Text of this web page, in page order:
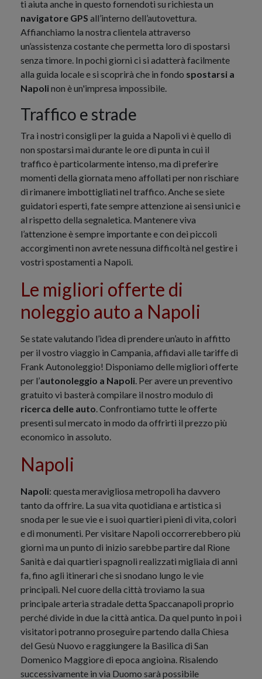
ti aiuta anche in questo fornendoti su richiesta un
navigatore GPS all’interno dell’autovettura.
Affianchiamo la nostra clientela attraverso
un’assistenza costante che permetta loro di spostarsi
senza timore. In pochi giorni ci si adatterà facilmente
alla guida locale e si scoprirà che in fondo spostarsi a
Napolinon è un'impresa impossibile.
Traffico e strade
Tra i nostri consigli per la guida a Napoli vi è quello di
non spostarsi mai durante le ore di punta in cui il
traffico è particolarmente intenso, ma di preferire
momenti della giornata meno affollati per non rischiare
di rimanere imbottigliati nel traffico. Anche se siete
guidatori esperti, fate sempre attenzione ai sensi unici e
al rispetto della segnaletica. Mantenere viva
l’attenzione è sempre importante e con dei piccoli
accorgimenti non avrete nessuna difficoltà nel gestire i
vostri spostamenti a Napoli.
Le migliori offerte di
noleggio auto a Napoli
Se state valutando l’idea di prendere un’auto in affitto
per il vostro viaggio in Campania, affidavi alle tariffe di
Frank Autonoleggio! Disponiamo delle migliori offerte
per l’autonoleggio a Napoli. Per avere un preventivo
gratuito vi basterà compilare il nostro modulo di
ricerca delle auto. Confrontiamo tutte le offerte
presenti sul mercato in modo da offrirti il prezzo più
economico in assoluto.
Napoli
Napoli: questa meravigliosa metropoli ha davvero
tanto da offrire. La sua vita quotidiana e artistica si
snoda per le sue vie e i suoi quartieri pieni di vita, colori
e di monumenti. Per visitare Napoli occorrerebbero più
giorni ma un punto di inizio sarebbe partire dal Rione
Sanità e dai quartieri spagnoli realizzati migliaia di anni
fa, fino agli itinerari che si snodano lungo le vie
principali. Nel cuore della città troviamo la sua
principale arteria stradale detta Spaccanapoli proprio
perché divide in due la città antica. Da quel punto in poi i
visitatori potranno proseguire partendo dalla Chiesa
del Gesù Nuovo e raggiungere la Basilica di San
Domenico Maggiore di epoca angioina. Risalendo
successivamente in via Duomo sarà possibile